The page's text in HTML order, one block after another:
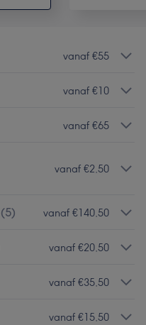
vanaf €55
vanaf €10
vanaf €65
vanaf €2,50
(5) vanaf €140,50
vanaf €20,50
vanaf €35,50
vanaf €15,50